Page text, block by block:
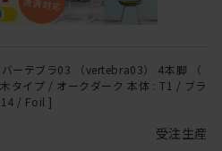
バーテブラ03 （vertebra03） 4本脚 （
タイプ / オークダーク 本体 : T1 / ブラ
14 / Foil ]
受注生産